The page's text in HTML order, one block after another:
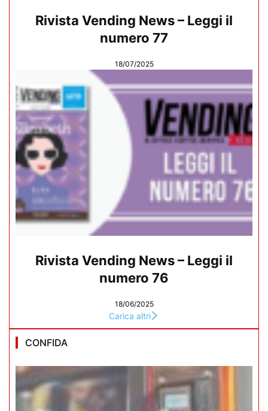
Rivista Vending News – Leggi il
numero 77
18/07/2025
Rivista Vending News – Leggi il
numero 76
18/06/2025
Carica altri
CONFIDA